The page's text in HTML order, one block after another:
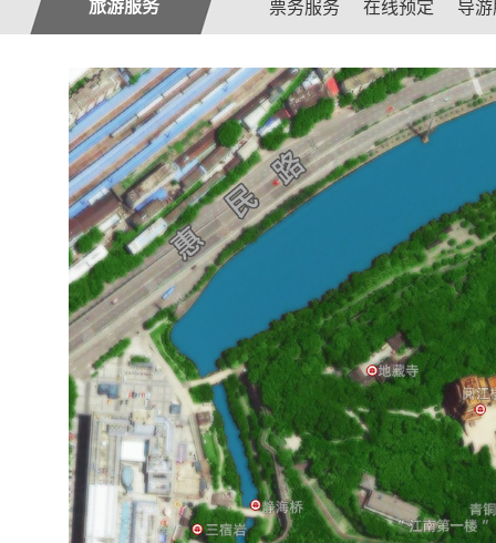
旅游服务 票务服务 在线预定 导